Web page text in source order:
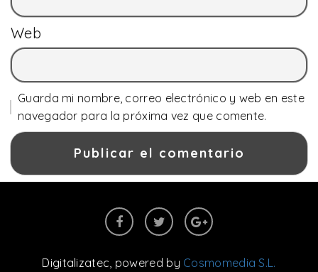
Web
Guarda mi nombre, correo electrónico y web en este
navegador para la próxima vez que comente.
Digitalizatec , powered by Cosmomedia S.L.